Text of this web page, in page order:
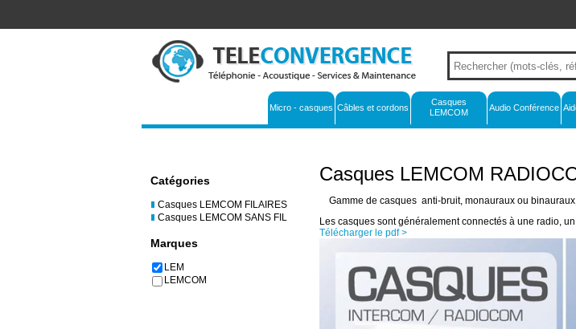
Micro - casques Câbles et cordons
Casques
LEMCOM
Audio Conférence
Catégories
Casques LEMCOM FILAIRES
Casques LEMCOM SANS FIL
Marques
LEM
LEMCOM
Casques LEMCOM
Gamme de casques anti-bruit, monauraux ou
Les casques sont généralement connectés à une radio,
Télécharger le pdf >